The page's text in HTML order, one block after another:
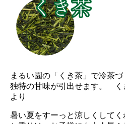
まるい園の「くき茶」で冷茶
独特の甘味が引出せます。
より
暑い夏をすーっと涼しくして